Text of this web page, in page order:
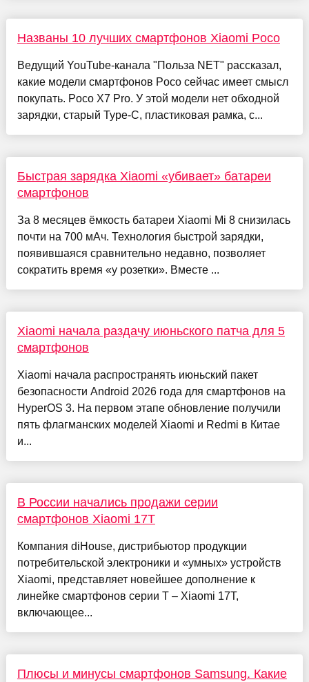
Названы 10 лучших смартфонов Xiaomi Poco
Ведущий YouTube-канала "Польза NET" рассказал,
какие модели смартфонов Poco сейчас имеет смысл
покупать. Poco X7 Pro. У этой модели нет обходной
зарядки, старый Type-C, пластиковая рамка, с...
Быстрая зарядка Xiaomi «убивает» батареи
смартфонов
За 8 месяцев ёмкость батареи Xiaomi Mi 8 снизилась
почти на 700 мАч. Технология быстрой зарядки,
появившаяся сравнительно недавно, позволяет
сократить время «у розетки». Вместе ...
Xiaomi начала раздачу июньского патча для 5
смартфонов
Xiaomi начала распространять июньский пакет
безопасности Android 2026 года для смартфонов на
HyperOS 3. На первом этапе обновление получили
пять флагманских моделей Xiaomi и Redmi в Китае
и...
В России начались продажи серии
смартфонов Xiaomi 17T
Компания diHouse, дистрибьютор продукции
потребительской электроники и «умных» устройств
Xiaomi, представляет новейшее дополнение к
линейке смартфонов серии T – Xiaomi 17T,
включающее...
Плюсы и минусы смартфонов Samsung. Какие